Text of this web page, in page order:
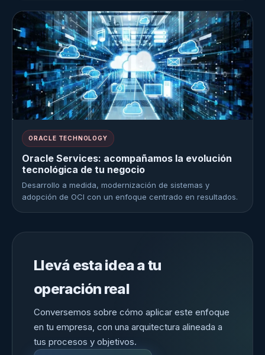
ORACLE TECHNOLOGY
Oracle Services: acompañamos la evolución
tecnológica de tu negocio
Desarrollo a medida, modernización de sistemas y
adopción de OCI con un enfoque centrado en resultados.
Llevá esta idea a tu
operación real
Conversemos sobre cómo aplicar este enfoque
en tu empresa, con una arquitectura alineada a
tus procesos y objetivos.